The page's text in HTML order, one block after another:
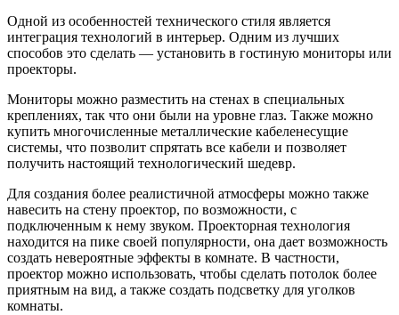
Одной из особенностей технического стиля является
интеграция технологий в интерьер. Одним из лучших
способов это сделать — установить в гостиную мониторы или
проекторы.
Мониторы можно разместить на стенах в специальных
креплениях, так что они были на уровне глаз. Также можно
купить многочисленные металлические кабеленесущие
системы, что позволит спрятать все кабели и позволяет
получить настоящий технологический шедевр.
Для создания более реалистичной атмосферы можно также
навесить на стену проектор, по возможности, с
подключенным к нему звуком. Проекторная технология
находится на пике своей популярности, она дает возможность
создать невероятные эффекты в комнате. В частности,
проектор можно использовать, чтобы сделать потолок более
приятным на вид, а также создать подсветку для уголков
комнаты.